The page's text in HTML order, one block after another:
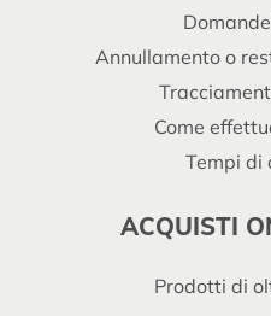
Annullamento o
Come
Tempi di
ACQUISTI
Prodotti di